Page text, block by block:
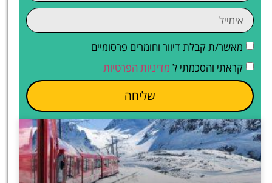
מאשר/ת קבלת דיוור וחומרים פרסומיים
קראתי והסכמתי ל מדיניות הפרטיות
שליחה